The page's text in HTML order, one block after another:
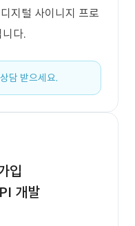
지털 사이니지 프로
다.
담 받으세요.
입
개발